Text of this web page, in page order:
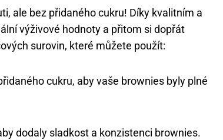
ale bez přidaného cukru! Díky kvalitním a
výživové hodnoty a přitom si dopřát
surovin, které můžete použít:
cukru, aby vaše brownies byly plné
dodaly sladkost a konzistenci brownies.